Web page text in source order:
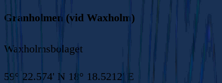
Granholmen (vid Waxholm)
Waxholmsbolaget
59° 22.574' N 18° 18.5212' E